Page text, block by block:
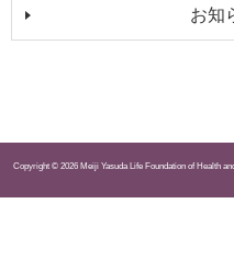
お知
Copyright © 2026 Meiji Yasuda Life Foundation of Health